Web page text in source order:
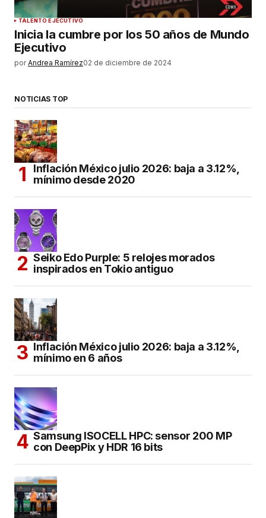
TALENTO EJECUTIVO
Inicia la cumbre por los 50 años de Mundo
Ejecutivo
por Andrea Ramírez02 de diciembre de 2024
NOTICIAS TOP
Inflación México julio 2026: baja a 3.12%,
mínimo desde 2020
Seiko Edo Purple: 5 relojes morados
inspirados en Tokio antiguo
Inflación México julio 2026: baja a 3.12%,
mínimo en 6 años
Samsung ISOCELL HPC: sensor 200 MP
con DeepPix y HDR 16 bits